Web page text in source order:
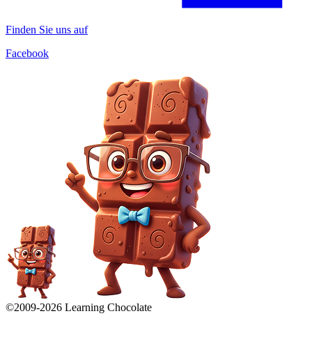
Finden Sie uns auf
Facebook
©2009-2026 Learning Chocolate